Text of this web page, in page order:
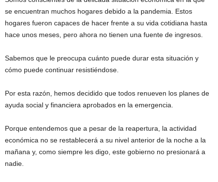
se encuentran muchos hogares debido a la pandemia. Estos
hogares fueron capaces de hacer frente a su vida cotidiana hasta
hace unos meses, pero ahora no tienen una fuente de ingresos.
Sabemos que le preocupa cuánto puede durar esta situación y
cómo puede continuar resistiéndose.
Por esta razón, hemos decidido que todos renueven los planes de
ayuda social y financiera aprobados en la emergencia.
Porque entendemos que a pesar de la reapertura, la actividad
económica no se restablecerá a su nivel anterior de la noche a la
mañana y, como siempre les digo, este gobierno no presionará a
nadie.